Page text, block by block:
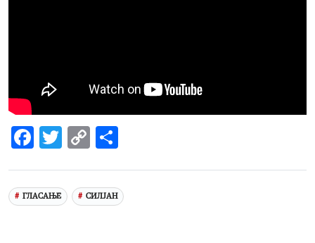
Facebook
Twitter
Copy
ГЛАСАЊЕ СИЛЈАН